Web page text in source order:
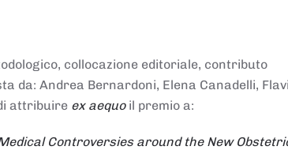
collocazione editoriale, contributo
da: Andrea Bernardoni, Elena Canadelli,
attribuire ex aequoil premio a:
Controversies around the New